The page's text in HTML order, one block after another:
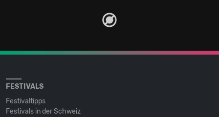
FESTIVALS
Festivaltipps
Festivals in der Schweiz